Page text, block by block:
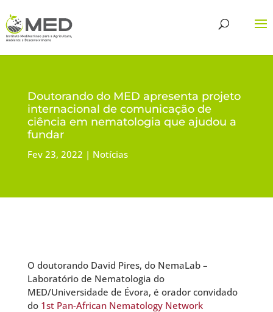
Doutorando do MED apresenta projeto
internacional de comunicação de
ciência em nematologia que ajudou a
fundar
Fev 23, 2022 Notícias
O doutorando David Pires, do NemaLab –
Laboratório de Nematologia do
MED/Universidade de Évora, é orador convidado
do 1st Pan-African Nematology Network